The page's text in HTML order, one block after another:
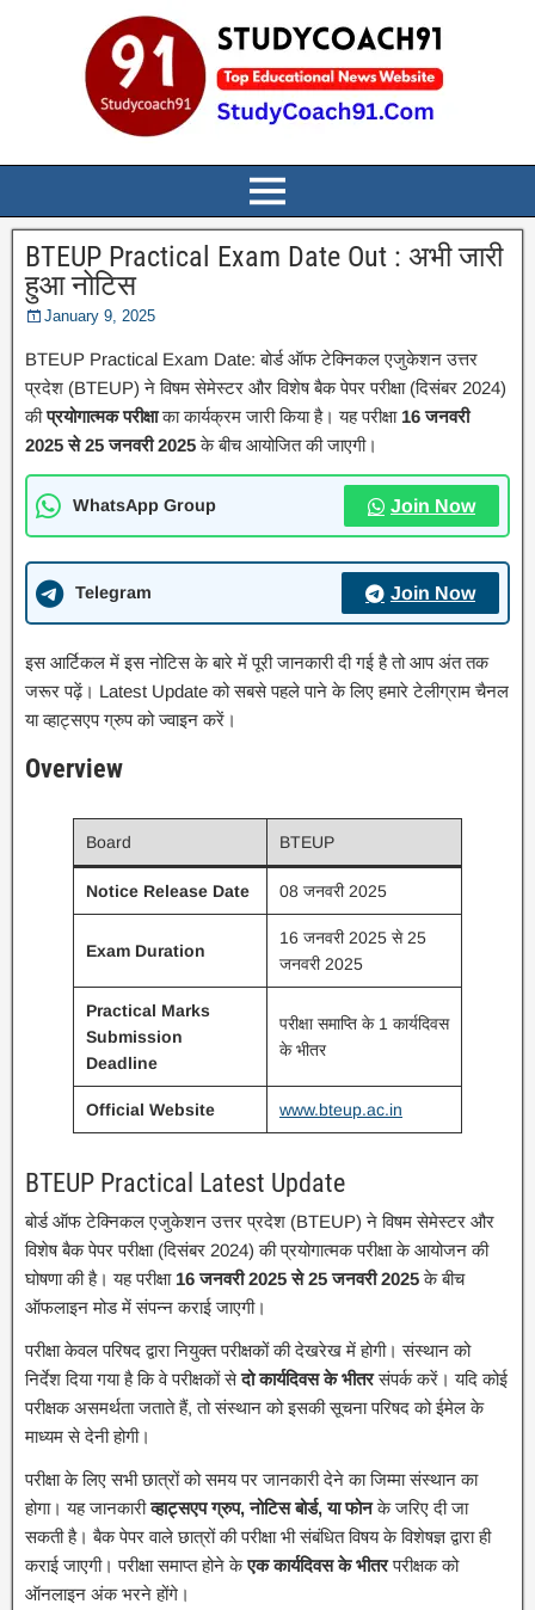
BTEUP Practical Exam Date Out : अभी जारी
हुआ नोटिस
January 9, 2025
BTEUP Practical Exam Date: बोर्ड ऑफ टेक्निकल एजुकेशन उत्तर
प्रदेश (BTEUP) ने विषम सेमेस्टर और विशेष बैक पेपर परीक्षा (दिसंबर 2024)
कीप्रयोगात्मक परीक्षाका कार्यक्रम जारी किया है। यह परीक्षा 16 जनवरी
2025 से 25 जनवरी 2025के बीच आयोजित की जाएगी।
WhatsApp Group Join Now
Telegram Join Now
इस आर्टिकल में इस नोटिस के बारे में पूरी जानकारी दी गई है तो आप अंत तक
जरूर पढ़ें। Latest Update को सबसे पहले पाने के लिए हमारे टेलीग्राम चैनल
या व्हाट्सएप ग्रुप को ज्वाइन करें।
Overview
Board BTEUP
Notice Release Date 08 जनवरी 2025
Exam Duration
16 जनवरी 2025 से 25
जनवरी 2025
Practical Marks
Submission
Deadline
परीक्षा समाप्ति के 1 कार्यदिवस
के भीतर
Official Website www.bteup.ac.in
BTEUP Practical Latest Update
बोर्ड ऑफ टेक्निकल एजुकेशन उत्तर प्रदेश (BTEUP) ने विषम सेमेस्टर और
विशेष बैक पेपर परीक्षा (दिसंबर 2024) की प्रयोगात्मक परीक्षा के आयोजन की
घोषणा की है। यह परीक्षा 16 जनवरी 2025 से 25 जनवरी 2025के बीच
ऑफलाइन मोड में संपन्न कराई जाएगी।
परीक्षा केवल परिषद द्वारा नियुक्त परीक्षकों की देखरेख में होगी। संस्थान को
निर्देश दिया गया है कि वे परीक्षकों सेदो कार्यदिवस के भीतरसंपर्क करें। यदि कोई
परीक्षक असमर्थता जताते हैं, तो संस्थान को इसकी सूचना परिषद को ईमेल के
माध्यम से देनी होगी।
परीक्षा के लिए सभी छात्रों को समय पर जानकारी देने का जिम्मा संस्थान का
होगा। यह जानकारीव्हाट्सएप ग्रुप, नोटिस बोर्ड, या फोनके जरिए दी जा
सकती है। बैक पेपर वाले छात्रों की परीक्षा भी संबंधित विषय के विशेषज्ञ द्वारा ही
कराई जाएगी। परीक्षा समाप्त होने केएक कार्यदिवस के भीतरपरीक्षक को
ऑनलाइन अंक भरने होंगे।